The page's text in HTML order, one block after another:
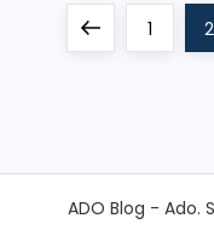
PreviousPage
1 2
ADO Blog - Ado.